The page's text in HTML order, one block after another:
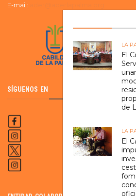
LA
El
de
LA
El
E-mail:
SÍGUENOS EN